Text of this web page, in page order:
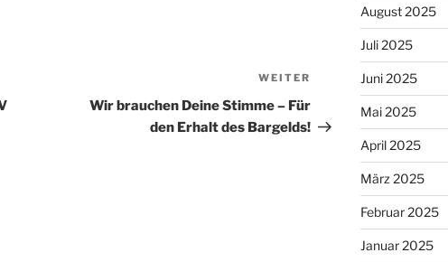
Nächster
Beitrag
WEITER
Wir brauchen Deine Stimme – Für
den Erhalt des Bargelds!
August 2025
Juli 2025
Juni 2025
Mai 2025
April 2025
März 2025
Februar 2025
Januar 2025